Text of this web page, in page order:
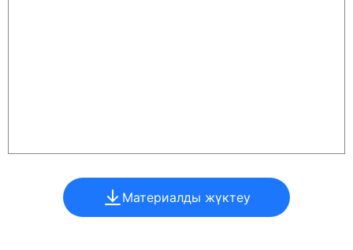
Материалды жүктеу